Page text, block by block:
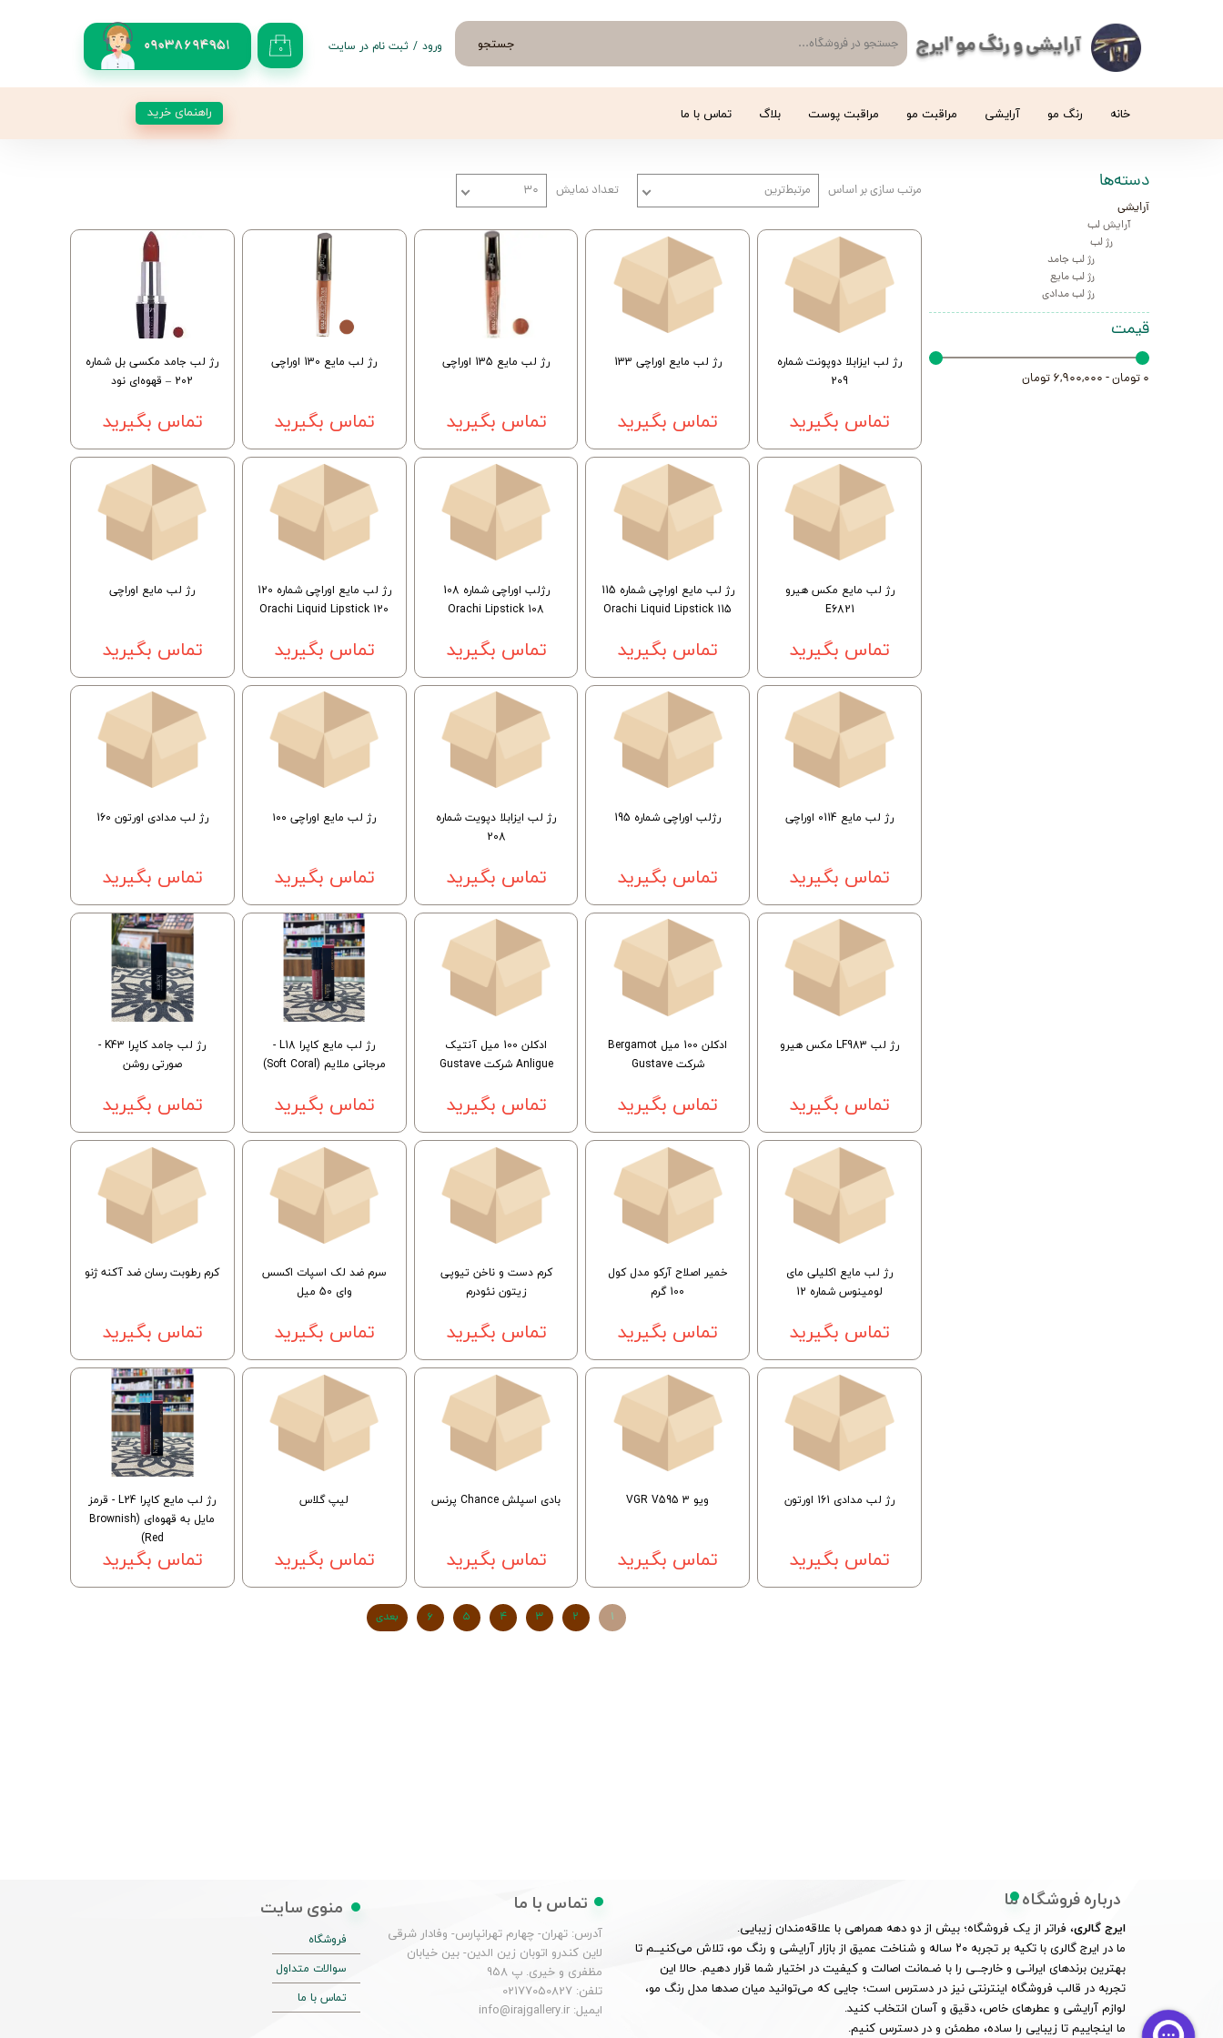
آرایشی و رنگ مو 'ایرج 09038694951 جستجو ۰ ورود / ثبت نام در سایت
خانه رنگ مو آرایشی مراقبت مو مراقبت پوست بلاگ تماس با ما راهنمای خرید
دسته‌ها
آرایشی
آرایش لب
رژ لب
رژ لب جامد
رژ لب مایع
رژ لب مدادی
قیمت
۰ تومان - ۶,۹۰۰,۰۰۰ تومان
مرتب سازی بر اساس مرتبط‌ترین تعداد نمایش ۳۰
رژ لب ایزابلا دوپونت شماره
209
تماس بگیرید
رژ لب مایع اوراچی 133
تماس بگیرید
رژ لب مایع 135 اوراچی
تماس بگیرید
رژ لب مایع 130 اوراچی
تماس بگیرید
رژ لب جامد مکسی بل شماره
202 – قهوه‌ای نود
تماس بگیرید
رژ لب مایع مکس هیرو
E6821
تماس بگیرید
رژ لب مایع اوراچی شماره 115
Orachi Liquid Lipstick 115
تماس بگیرید
رژلب اوراچی شماره 108
Orachi Lipstick 108
تماس بگیرید
رژ لب مایع اوراچی شماره 120
Orachi Liquid Lipstick 120
تماس بگیرید
رژ لب مایع اوراچی
تماس بگیرید
رژ لب مایع 0114 اوراچی
تماس بگیرید
رژلب اوراچی شماره 195
تماس بگیرید
رژ لب ایزابلا دپویت شماره
208
تماس بگیرید
رژ لب مایع اوراچی ۱۰۰
تماس بگیرید
رژ لب مدادی اورتون 160
تماس بگیرید
رژ لب LF983 مکس هیرو
تماس بگیرید
ادکلن 100 میل Bergamot
شرکت Gustave
تماس بگیرید
ادکلن 100 میل آنتیک
Anligue شرکت Gustave
تماس بگیرید
رژ لب مایع کاپرا L18 -
مرجانی ملایم (Soft Coral)
تماس بگیرید
رژ لب جامد کاپرا K43 -
صورتی روشن
تماس بگیرید
رژ لب مایع اکلیلی مای
لومینوس شماره 12
تماس بگیرید
خمیر اصلاح آركو مدل كول
100 گرم
تماس بگیرید
کرم دست و ناخن تیوپی
زیتون نئودرم
تماس بگیرید
سرم ضد لک اسپات اکسس
وای 50 میل
تماس بگیرید
کرم رطوبت رسان ضد آکنه ژنو
تماس بگیرید
رژ لب مدادی 161 اورتون
تماس بگیرید
ویو 3 VGR V595
تماس بگیرید
بادی اسپلش Chance پرنس
تماس بگیرید
لیپ گلاس
تماس بگیرید
رژ لب مایع کاپرا L24 - قرمز
مایل به قهوه‌ای (Brownish
Red)
تماس بگیرید
۱ ۲ ۳ ۴ ۵ ۶ بعدی
درباره فروشگاه ما
ایرج گالری، فراتر از یک فروشگاه؛ بیش از دو دهه همراهی با علاقه‌مندان زیبایی.
ما در ایرج گالری با تکیه بر تجربه ۲۰ ساله و شناخت عمیق از بازار آرایشی و رنگ مو، تلاش می‌کنیــم تا
بهترین برندهای ایرانـی و خارجــی را با ضـمانت اصالت و کیفیت در اختیار شما قرار دهیم. حالا این
تجربه در قالب فروشگاه اینترنتی نیز در دسترس است؛ جایی که می‌توانید میان صدها مدل رنگ مو،
لوازم آرایشی و عطرهای خاص، دقیق و آسان انتخاب کنید.
ما اینجاییم تا زیبایی را ساده، مطمئن و در دسترس کنیم.
منوی سایت
فروشگاه
سوالات متداول
تماس با ما
تماس با ما
آدرس: تهران- چهارم تهرانپارس- وفادار شرقی
لاین کندرو اتوبان زین الدین- بین خیابان
مظفری و خیری. پ 958
تلفن: 02177050827
ایمیل: info@irajgallery.ir